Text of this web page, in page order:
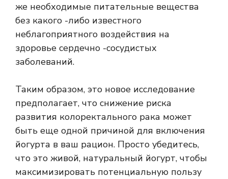
же необходимые питательные вещества
без какого -либо известного
неблагоприятного воздействия на
здоровье сердечно -сосудистых
заболеваний.
Таким образом, это новое исследование
предполагает, что снижение риска
развития колоректального рака может
быть еще одной причиной для включения
йогурта в ваш рацион. Просто убедитесь,
что это живой, натуральный йогурт, чтобы
максимизировать потенциальную пользу